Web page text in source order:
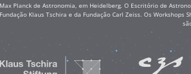
Planck de Astronomia, em Heidelberg. O Escritório de
Klaus Tschira e da Fundação Carl Zeiss. Os Workshops